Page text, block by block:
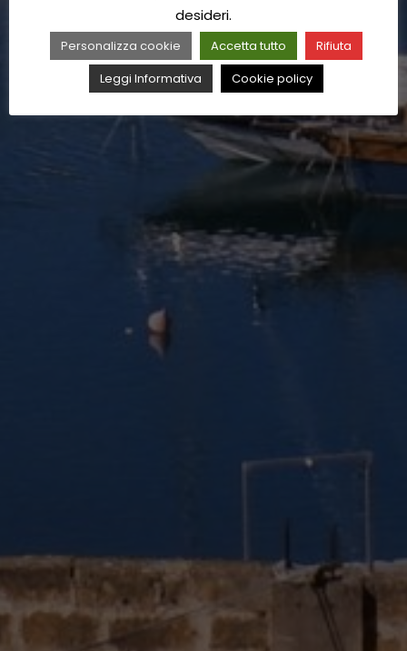
desideri.
Personalizza cookie Accetta tutto
Rifiuta
Leggi Informativa
Cookie policy